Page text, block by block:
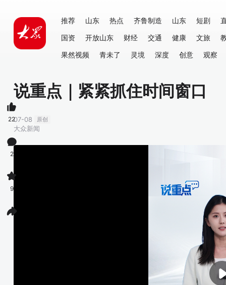
推荐 山东 热点 齐鲁制造 山东 短剧
国资
开放山东 财经 交通 健康 文旅
果然视频
青未了 灵境 深度 创意 观察
说重点｜紧紧抓住时间窗口
07-08 原创
大众新闻
22
2
9